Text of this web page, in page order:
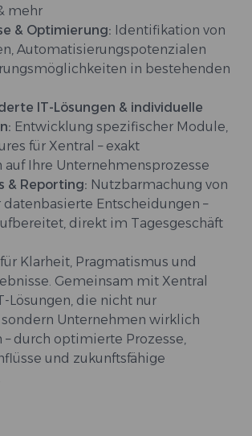
mehr
& Optimierung: Identifikation von
Automatisierungspotenzialen
in bestehenden
IT-Lösungen & individuelle
Entwicklung spezifischer Module,
für Xentral – exakt
auf Ihre Unternehmensprozesse
& Reporting: Nutzbarmachung von
datenbasierte Entscheidungen –
direkt im Tagesgeschäft
Klarheit, Pragmatismus und
Gemeinsam mit Xentral
Lösungen, die nicht nur
Unternehmen wirklich
durch optimierte Prozesse,
und zukunftsfähige